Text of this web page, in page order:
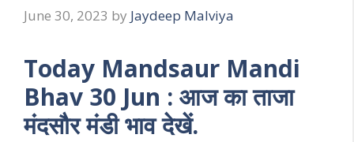
June 30, 2023 by Jaydeep Malviya
Today Mandsaur Mandi
B­hav 30 Jun : आज का ताजा
मंदसौर मंडी भाव देखें.